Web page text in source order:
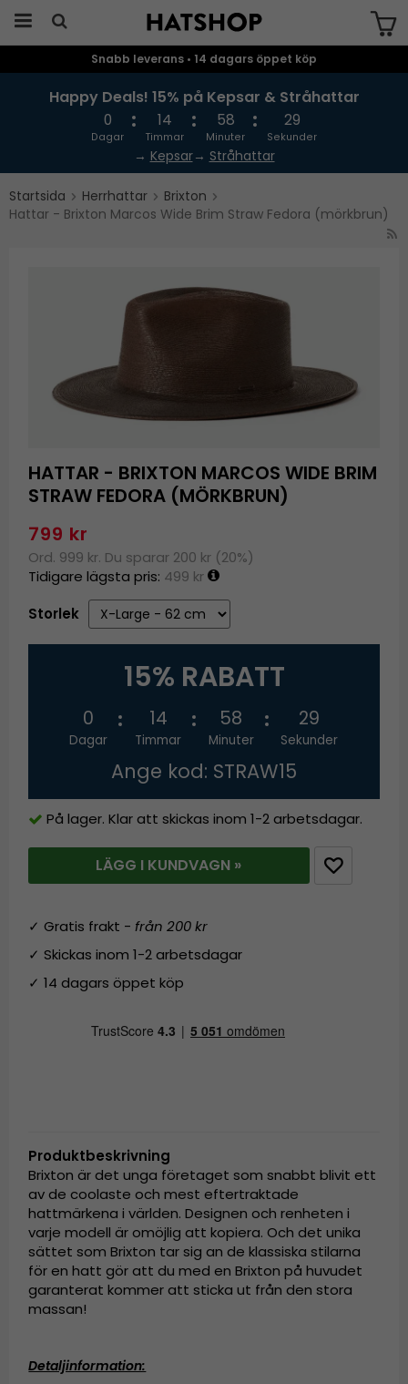
Snabb leverans • 14 dagars öppet köp
Happy Deals! 15% på Kepsar & Stråhattar
0
Dagar
14
Timmar
58
Minuter
28
Sekunder
→ Kepsar→ Stråhattar
Startsida Herrhattar
Brixton
Hattar - Brixton Marcos Wide Brim Straw Fedora (mörkbrun)
HATTAR - BRIXTON MARCOS WIDE BRIM
STRAW FEDORA (MÖRKBRUN)
799 kr
Ord. 999 kr. Du sparar 200 kr (20%)
Tidigare lägsta pris: 499 kr
Storlek
15% RABATT
0
Dagar
14
Timmar
58
Minuter
28
Sekunder
Ange kod: STRAW15
På lager. Klar att skickas inom 1-2 arbetsdagar.
LÄGG I KUNDVAGN »
✓ Gratis frakt -från 200 kr
✓ Skickas inom 1-2 arbetsdagar
✓ 14 dagars öppet köp
Produktbeskrivning
Brixton är det unga företaget som snabbt blivit ett
av de coolaste och mest eftertraktade
hattmärkena i världen. Designen och renheten i
varje modell är omöjlig att kopiera. Och det unika
sättet som Brixton tar sig an de klassiska stilarna
för en hatt gör att du med en Brixton på huvudet
garanterat kommer att sticka ut från den stora
massan!
Detaljinformation: